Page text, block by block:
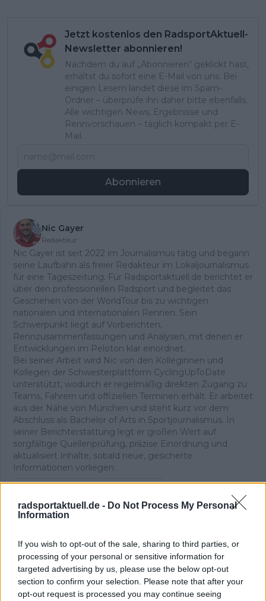
radsportaktuell.de - Do Not Process My Personal
Information
If you wish to opt-out of the sale, sharing to third parties, or
processing of your personal or sensitive information for
targeted advertising by us, please use the below opt-out
section to confirm your selection. Please note that after your
opt-out request is processed you may continue seeing
Jetzt kostenlos den RadsportAktuell-
Newsletter abonnieren!
Nachdem du auf „Abonnieren“ geklickt hast,
erhältst du sofort eine E-Mail von uns. Bei
einigen Lesern landet diese im Spam-
Ordner – überprüfe ihn daher bitte ebenfalls.
Alle wichtigen News, Ergebnisse und
Rennvorschauen – täglich kompakt per E-
Mail.
Abonnieren
Nic Gayer
Redakteur
Nic Gayer ist seit 2022 im Journalismus tätig und begann
seine Laufbahn als freier Redakteur im Lokaljournalismus
für eine Tageszeitung. Für Radsportaktuell.de berichtet er
über den professionellen Radsport und begleitet das
Geschehen von der WorldTour bis zu wichtigen
nationalen und internationalen Rennen. Sein
Schwerpunkt liegt auf Vorberichten,
Rennzusammenfassungen und Analysen, mit denen er
Entwicklungen im Peloton klar einordnet.
Bei seiner Arbeit wird Nic von den Kolleginnen und
Kollegen der Schwesterplattform CyclingUpToDate
unterstützt, wodurch er regelmäßig direkten Zugang zu
Teams, Fahrern und offiziellen Terminen erhält. Er arbeitet
aus der Nähe von München und steht kurz vor dem
Abschluss als Bachelor of Arts in Sportjournalismus. In
seiner Berichterstattung legt er großen Wert auf
sorgfältige Quellenprüfung, präzise Einordnung und
aktualisiert Inhalte, sobald neue, gesicherte
Informationen vorliegen.
Klatscht 0
Besucher 0